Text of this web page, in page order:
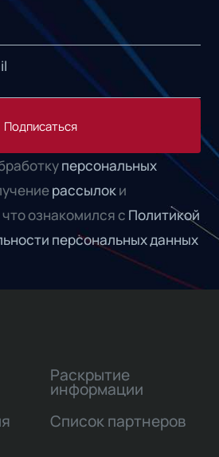
Подписаться
персональных
рассылоки
ознакомился с Политикой
персональных данных
Раскрытие
информации
Список партнеров